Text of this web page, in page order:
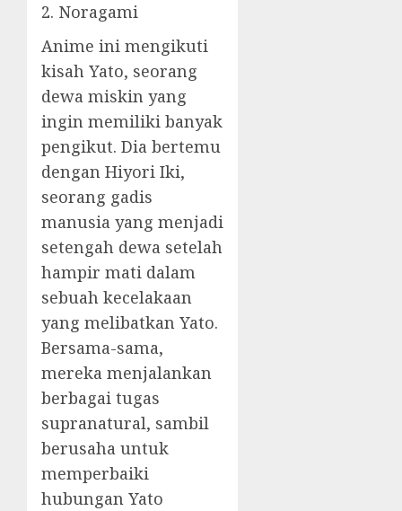
2. Noragami
Anime ini mengikuti
kisah Yato, seorang
dewa miskin yang
ingin memiliki banyak
pengikut. Dia bertemu
dengan Hiyori Iki,
seorang gadis
manusia yang menjadi
setengah dewa setelah
hampir mati dalam
sebuah kecelakaan
yang melibatkan Yato.
Bersama-sama,
mereka menjalankan
berbagai tugas
supranatural, sambil
berusaha untuk
memperbaiki
hubungan Yato